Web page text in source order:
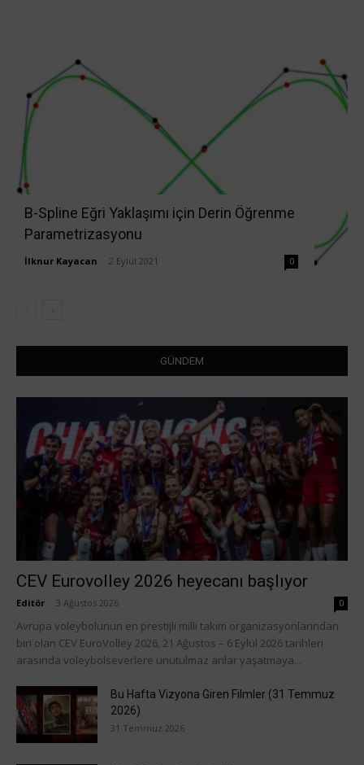
B-Spline Eğri Yaklaşımı için Derin Öğrenme
Parametrizasyonu
İlknur Kayacan 2 Eylül 2021 0
GÜNDEM
CEV Eurovolley 2026 heyecanı başlıyor
Editör 3 Ağustos 2026 0
Avrupa voleybolunun en prestijli milli takım organizasyonlarından
biri olan CEV EuroVolley 2026, 21 Ağustos – 6 Eylül 2026 tarihleri
arasında voleybolseverlere unutulmaz anlar yaşatmaya...
Bu Hafta Vizyona Giren Filmler (31 Temmuz
2026)
31 Temmuz 2026